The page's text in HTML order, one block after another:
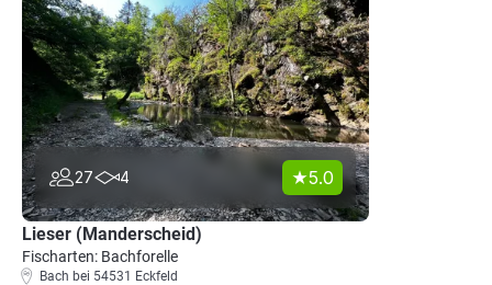
27 4 5.0
Lieser (Manderscheid)
Fischarten: Bachforelle
Bach bei 54531 Eckfeld